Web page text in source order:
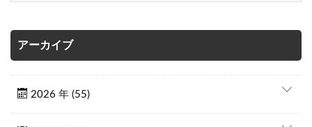
アーカイブ
2026 年 (55)